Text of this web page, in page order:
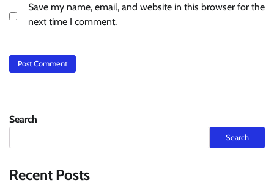
Save my name, email, and website in this browser for the
next time I comment.
Search
Search
Recent Posts